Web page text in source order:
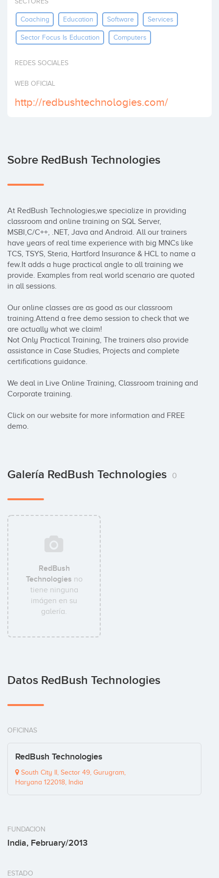
Coaching Education Software Services
Sector Focus Is Education Computers
REDES SOCIALES
WEB OFICIAL
http://redbushtechnologies.com/
Sobre RedBush Technologies
At RedBush Technologies,we specialize in providing
classroom and online training on SQL Server,
MSBI,C/C++, .NET, Java and Android. All our trainers
have years of real time experience with big MNCs like
TCS, TSYS, Steria, Hartford Insurance & HCL to name a
few.It adds a huge practical angle to all training we
provide. Examples from real world scenario are quoted
in all sessions.
Our online classes are as good as our classroom
training.Attend a free demo session to check that we
are actually what we claim!
Not Only Practical Training, The trainers also provide
assistance in Case Studies, Projects and complete
certifications guidance.
We deal in Live Online Training, Classroom training and
Corporate training.
Click on our website for more information and FREE
demo.
Galería RedBush Technologies 0
RedBush
Technologies no
tiene ninguna
imágen en su
galería.
Datos RedBush Technologies
OFICINAS
RedBush Technologies
South City II, Sector 49, Gurugram,
Haryana 122018, India
FUNDACION
India, February/2013
ESTADO